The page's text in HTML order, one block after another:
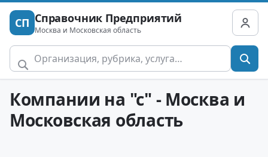
СП Справочник Предприятий
Москва и Московская область
Компании на "с" - Москва и
Московская область